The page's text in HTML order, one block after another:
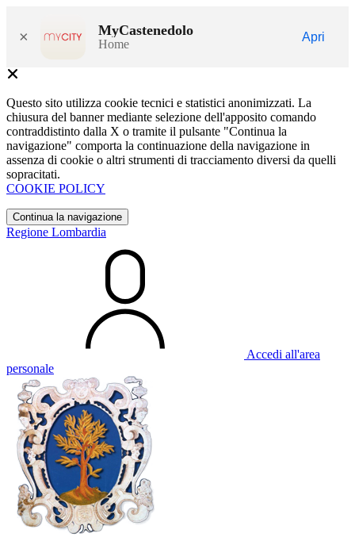
× MyCastenedolo
Home
Apri
Questo sito utilizza cookie tecnici e statistici anonimizzati. La
chiusura del banner mediante selezione dell'apposito comando
contraddistinto dalla X o tramite il pulsante "Continua la
navigazione" comporta la continuazione della navigazione in
assenza di cookie o altri strumenti di tracciamento diversi da quelli
sopracitati.
COOKIE POLICY
Continua la navigazione
Regione Lombardia
Accedi all'area
personale